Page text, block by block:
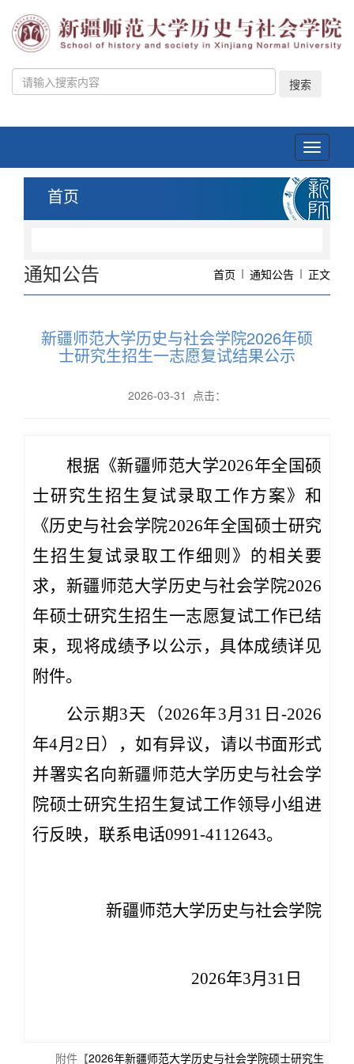
搜索
Toggle
首页
通知公告 首页 通知公告 正文
新疆师范大学历史与社会学院2026年硕
士研究生招生一志愿复试结果公示
2026-03-31 点击：
根据《新疆师范大学2026年全国硕
士研究生招生复试录取工作方案》和
《历史与社会学院2026年全国硕士研究
生招生复试录取工作细则 》的相关要
求， 新疆师范大学历史与社会学院2026
年硕士研究生招生一志愿复试工作已结
束，现将成绩予以公示， 具体成绩详见
附件。
公示期 3天 （2026年3月 31 日-2026
年4月 2 日 ）， 如有异议 ， 请以书面形式
并署实名向新疆师范大学历史与社会学
院硕士研究生招生复试工作领导小组进
行反映，联系电话0991-4112643。
新疆师范大学历史与社会学院
2026年3月 31 日
附件【2026年新疆师范大学历史与社会学院硕士研究生